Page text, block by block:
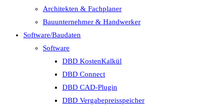
Architekten & Fachplaner
Bauunternehmer & Handwerker
Software/Baudaten
Software
DBD KostenKalkül
DBD Connect
DBD CAD-Plugin
DBD Vergabepreisspeicher